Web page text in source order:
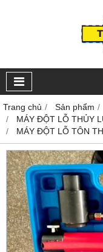
Trang chủ Sản phẩm
MÁY ĐỘT LỖ THỦY
MÁY ĐỘT LỖ TÔN